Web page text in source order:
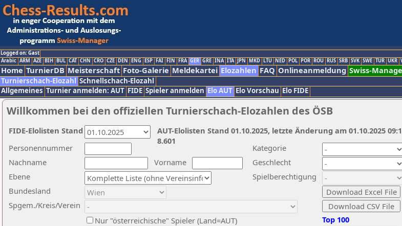
Logged on: Gast
Arabic ARM AZE BIH BUL CAT CHN CRO CZE DEN ENG ESP FAI FIN FRA GER GRE INA ITA JPN MKD LTU NED POL POR ROU RUS SRB SVK SWE TUR UKR
Home TurnierDB Meisterschaft Foto-Galerie Meldekartei Elozahlen FAQ Onlineanmeldung Swiss-
Turnierschach-Elozahl Schnellschach-Elozahl
Allgemeines Turnier anmelden: AUT FIDE Spieler anmelden Elo AUT Elo Vorschau Elo FIDE
Willkommen bei den offiziellen Turnierschach-Elozahlen des ÖSB
Nachname
Vorname
Ebene
Kategorie
Personennummer
Bundesland
Spgem./Kreis/Verein
Geschlecht
Nur "österreichische" Spieler (Land=AUT)
Spielberechtigung
Top 100
AUT-Elolisten Stand 01.10.2025, letzte Änderung am 01.10.2025
8.601
FIDE-Elolisten Stand